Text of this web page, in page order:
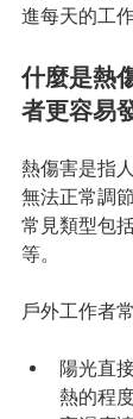
進每天的工
什麼是熱
者更容易
熱傷害是指
無法正常調
常見類型包
等。
戶外工作者
陽光直
熱的程度